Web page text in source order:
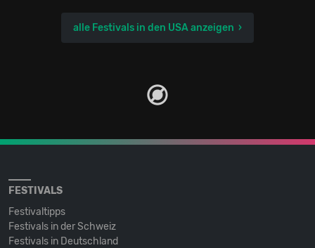
alle Festivals in den USA anzeigen
FESTIVALS
Festivaltipps
Festivals in der Schweiz
Festivals in Deutschland